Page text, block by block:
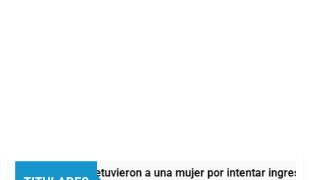
Quilmes: detuvieron a una mujer por intentar